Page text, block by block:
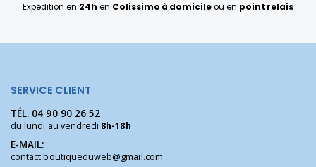
Expédition en 24h en Colissimo à domicileou en point relais
SERVICE CLIENT
TÉL. 04 90 90 26 52
du lundi au vendredi 8h-18h
E-MAIL:
contact.boutiqueduweb@gmail.com